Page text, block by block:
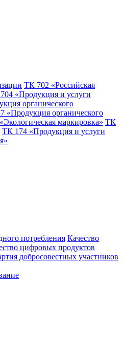
ТК 702 «Российская
«Продукция и услуги
органического
«Продукция органического
маркировка» ТК
ТК 174 «Продукция и услуги
потребления Качество
цифровых продуктов
добросовестных участников